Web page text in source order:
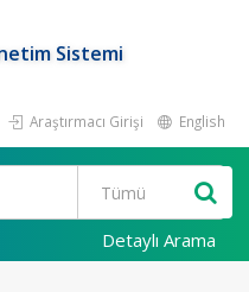
Sistemi
Araştırmacı Girişi English
Detaylı Arama